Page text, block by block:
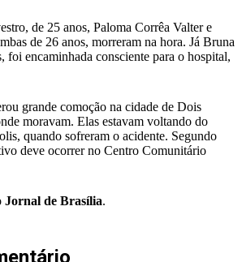
de 25 anos, Paloma Corrêa Valter e
de 26 anos, morreram na hora. Já Bruna
foi encaminhada consciente para o hospital,
grande comoção na cidade de Dois
moravam. Elas estavam voltando do
quando sofreram o acidente. Segundo
deve ocorrer no Centro Comunitário
Jornal de Brasília.